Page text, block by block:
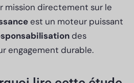
mission directement sur le
est un moteur puissant
des
engagement durable.